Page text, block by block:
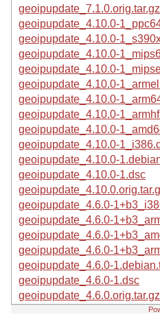
geoipupdate_7.1.0.orig.tar.gz
geoipupdate_4.10.0-
geoipupdate_4.10.0-
geoipupdate_4.10.0-
geoipupdate_4.10.0-
geoipupdate_4.10.0-
geoipupdate_4.10.0-
geoipupdate_4.10.0-
geoipupdate_4.10.0-
geoipupdate_4.10.0-
geoipupdate_4.10.0-
geoipupdate_4.10.0-1.dsc
geoipupdate_4.6.0-
geoipupdate_4.6.0-
geoipupdate_4.6.0-
geoipupdate_4.6.0-
geoipupdate_4.6.0-
geoipupdate_4.6.0-1.dsc
geoipupdate_4.6.0.orig.tar.gz